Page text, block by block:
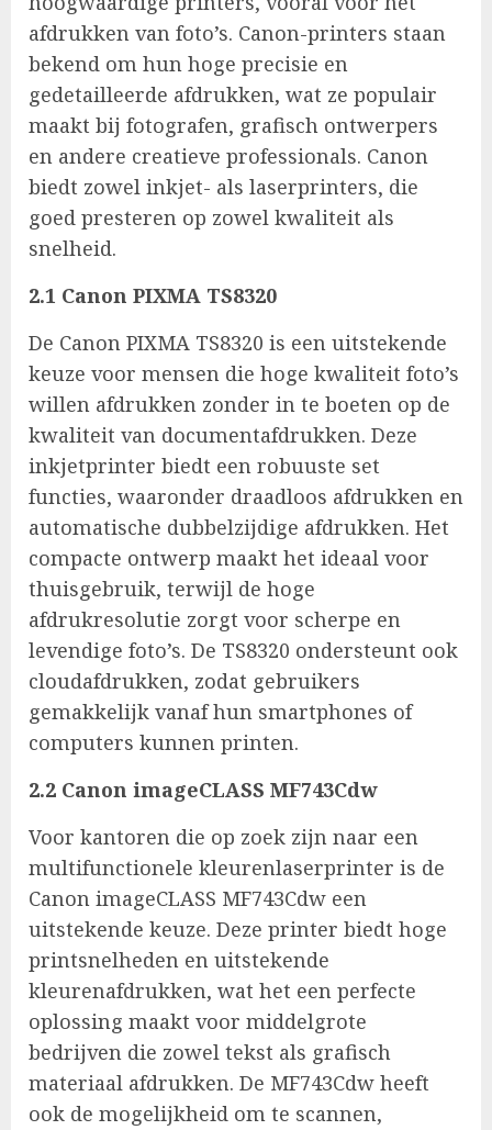
afdrukken van foto’s. Canon-printers staan
bekend om hun hoge precisie en
gedetailleerde afdrukken, wat ze populair
maakt bij fotografen, grafisch ontwerpers
en andere creatieve professionals. Canon
biedt zowel inkjet- als laserprinters, die
goed presteren op zowel kwaliteit als
snelheid.
2.1 Canon PIXMA TS8320
De Canon PIXMA TS8320 is een uitstekende
keuze voor mensen die hoge kwaliteit foto’s
willen afdrukken zonder in te boeten op de
kwaliteit van documentafdrukken. Deze
inkjetprinter biedt een robuuste set
functies, waaronder draadloos afdrukken en
automatische dubbelzijdige afdrukken. Het
compacte ontwerp maakt het ideaal voor
thuisgebruik, terwijl de hoge
afdrukresolutie zorgt voor scherpe en
levendige foto’s. De TS8320 ondersteunt ook
cloudafdrukken, zodat gebruikers
gemakkelijk vanaf hun smartphones of
computers kunnen printen.
2.2 Canon imageCLASS MF743Cdw
Voor kantoren die op zoek zijn naar een
multifunctionele kleurenlaserprinter is de
Canon imageCLASS MF743Cdw een
uitstekende keuze. Deze printer biedt hoge
printsnelheden en uitstekende
kleurenafdrukken, wat het een perfecte
oplossing maakt voor middelgrote
bedrijven die zowel tekst als grafisch
materiaal afdrukken. De MF743Cdw heeft
ook de mogelijkheid om te scannen,